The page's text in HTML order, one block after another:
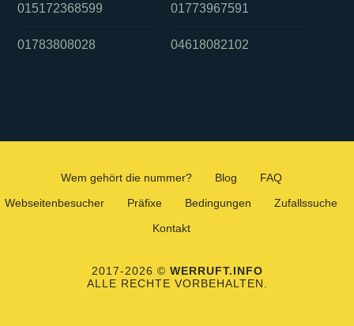
015172368599
01783808028
01773967591
04618082102
Wem gehört die nummer? Blog
FAQ
Webseitenbesucher
Präfixe Bedingungen
Zufallssuche
Kontakt
2017-2026 © WERRUFT.INFO
ALLE RECHTE VORBEHALTEN.